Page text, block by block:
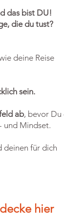
das bist DU!
die du tust?
deine Reise
sein.
ab, bevor Du
und Mindset.
deinen für dich
hier